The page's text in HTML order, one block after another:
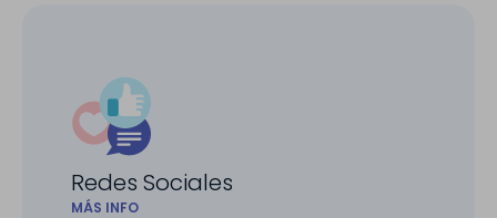
Redes Sociales
MÁS INFO